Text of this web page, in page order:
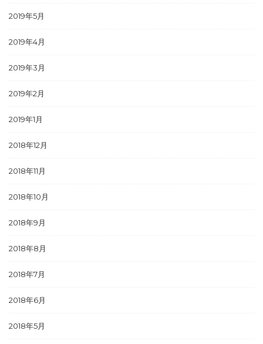
2019年5月
2019年4月
2019年3月
2019年2月
2019年1月
2018年12月
2018年11月
2018年10月
2018年9月
2018年8月
2018年7月
2018年6月
2018年5月